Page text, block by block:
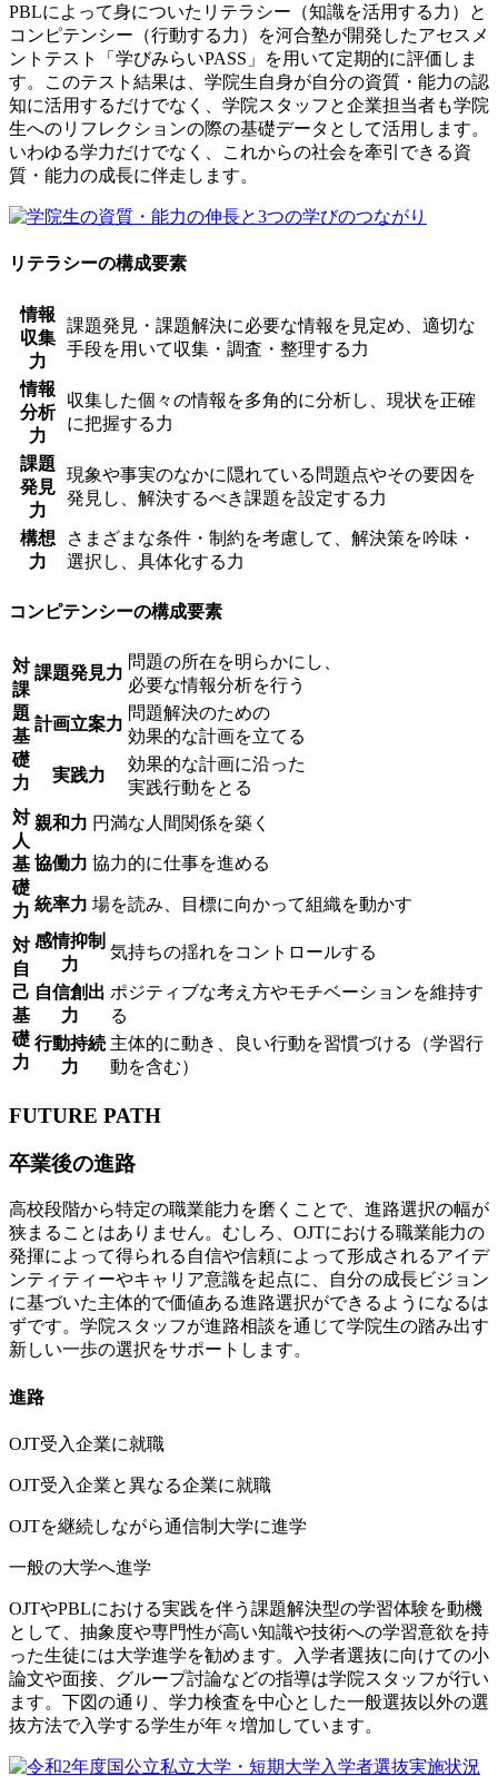
PBLによって身についたリテラシー（知識を活用する力）と
コンピテンシー（行動する力）を河合塾が開発したアセスメ
ントテスト「学びみらいPASS」を用いて定期的に評価しま
す。このテスト結果は、学院生自身が自分の資質・能力の認
知に活用するだけでなく、学院スタッフと企業担当者も学院
生へのリフレクションの際の基礎データとして活用します。
いわゆる学力だけでなく、これからの社会を牽引できる資
質・能力の成長に伴走します。
リテラシーの構成要素
情報
収集
力
課題発見・課題解決に必要な情報を見定め、適切な
手段を用いて収集・調査・整理する力
情報
分析
力
収集した個々の情報を多角的に分析し、現状を正確
に把握する力
課題
発見
力
現象や事実のなかに隠れている問題点やその要因を
発見し、解決するべき課題を設定する力
構想
力
さまざまな条件・制約を考慮して、解決策を吟味・
選択し、具体化する力
コンピテンシーの構成要素
対
課
題
基
礎
力
課題発見力
問題の所在を明らかにし、
必要な情報分析を行う
計画立案力
問題解決のための
効果的な計画を立てる
実践力
効果的な計画に沿った
実践行動をとる
対
人
基
礎
力
親和力 円満な人間関係を築く
協働力 協力的に仕事を進める
統率力 場を読み、目標に向かって組織を動かす
対
自
己
基
礎
力
感情抑制
力
気持ちの揺れをコントロールする
自信創出
力
ポジティブな考え方やモチベーションを維持す
る
行動持続
力
主体的に動き、良い行動を習慣づける（学習行
動を含む）
FUTURE PATH
卒業後の進路
高校段階から特定の職業能力を磨くことで、進路選択の幅が
狭まることはありません。むしろ、OJTにおける職業能力の
発揮によって得られる自信や信頼によって形成されるアイデ
ンティティーやキャリア意識を起点に、自分の成長ビジョン
に基づいた主体的で価値ある進路選択ができるようになるは
ずです。学院スタッフが進路相談を通じて学院生の踏み出す
新しい一歩の選択をサポートします。
進路
OJT受入企業に就職
OJT受入企業と異なる企業に就職
OJTを継続しながら通信制大学に進学
一般の大学へ進学
OJTやPBLにおける実践を伴う課題解決型の学習体験を動機
として、抽象度や専門性が高い知識や技術への学習意欲を持
った生徒には大学進学を勧めます。入学者選抜に向けての小
論文や面接、グループ討論などの指導は学院スタッフが行い
ます。下図の通り、学力検査を中心とした一般選抜以外の選
抜方法で入学する学生が年々増加しています。